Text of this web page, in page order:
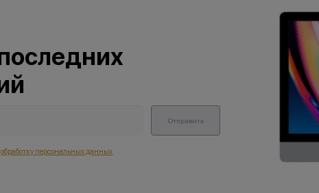
Отправить
обработку персональных данных